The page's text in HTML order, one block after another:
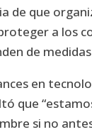
de que
a los
de
en
que
si no